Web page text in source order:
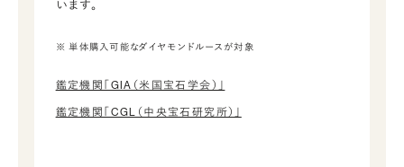
います。
※ 単体購入可能なダイヤモンドルースが対象
鑑定機関「GIA（米国宝石学会）」
鑑定機関「CGL（中央宝石研究所）」